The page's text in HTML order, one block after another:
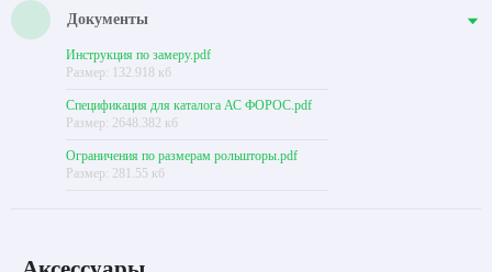
Документы
Инструкция по замеру.pdf
Размер: 132.918 кб
Спецификация для каталога АС ФОРОС.pdf
Размер: 2648.382 кб
Ограничения по размерам рольшторы.pdf
Размер: 281.55 кб